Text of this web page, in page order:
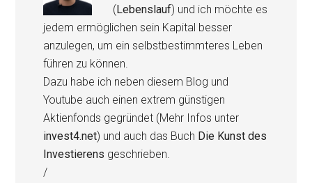
(Lebenslauf) und ich möchte es
jedem ermöglichen sein Kapital besser
anzulegen, um ein selbstbestimmteres Leben
führen zu können.
Dazu habe ich neben diesem Blog und
Youtube auch einen extrem günstigen
Aktienfonds gegründet (Mehr Infos unter
invest4.net) und auch das Buch Die Kunst des
Investierens geschrieben.
/